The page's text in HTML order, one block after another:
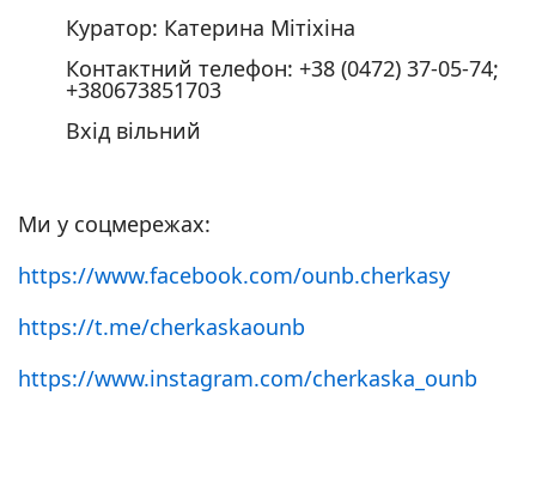
Куратор: Катерина Мітіхіна
Контактний телефон: +38 (0472) 37-05-74;
+380673851703
Вхід вільний
Ми у соцмережах:
https://www.facebook.com/ounb.cherkasy
https://t.me/cherkaskaounb
https://www.instagram.com/cherkaska_ounb